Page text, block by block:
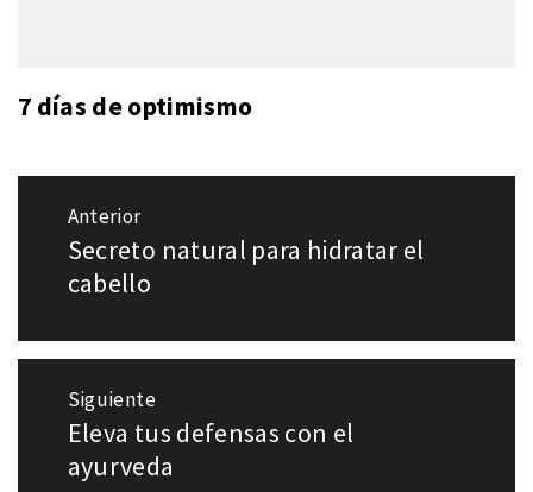
7 días de optimismo
Navegación
entradas
Anterior
Entrada
anterior:
Secreto natural para hidratar el
cabello
Siguiente
Entrada
siguiente:
Eleva tus defensas con el
ayurveda